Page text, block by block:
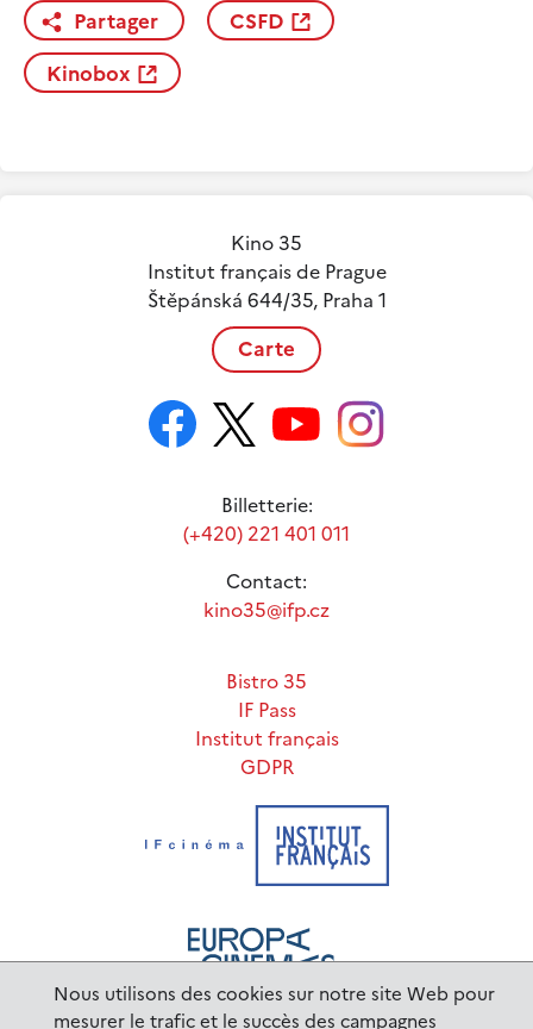
Nous utilisons des cookies sur notre site Web pour
mesurer le trafic et le succès des campagnes
Partager
CSFD
Kinobox
Kino 35
Institut français de Prague
Štěpánská 644/35, Praha 1
Carte
Billetterie:
(+420) 221 401 011
Contact:
kino35@ifp.cz
Bistro 35
IF Pass
Institut français
GDPR